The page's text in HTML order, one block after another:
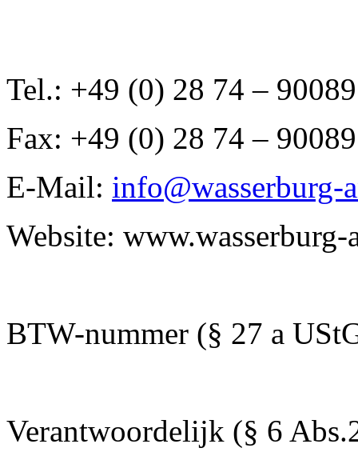
Tel.: +49 (0) 28 74 –
Fax: +49 (0) 28 74 –
E-Mail: info@wasserburg-
Website: www.wasserburg-
BTW-nummer (§ 27 a
Verantwoordelijk (§ 6